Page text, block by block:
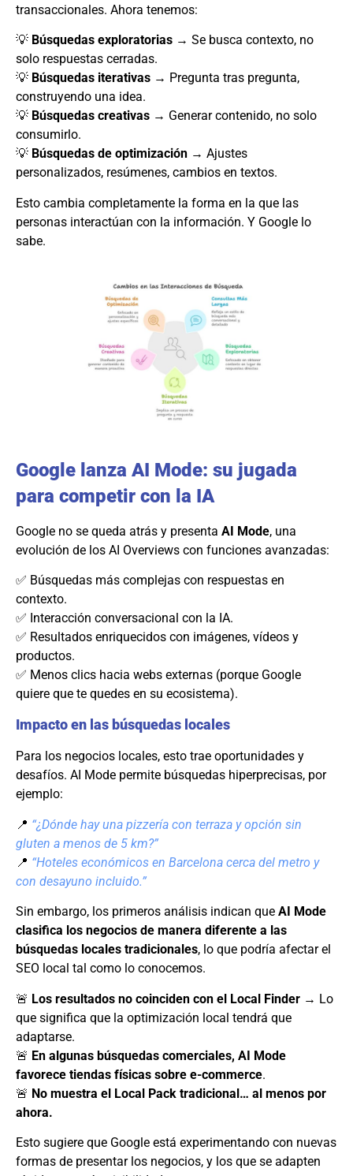
transaccionales. Ahora tenemos:
💡 Búsquedas exploratorias → Se busca contexto, no
solo respuestas cerradas.
💡 Búsquedas iterativas → Pregunta tras pregunta,
construyendo una idea.
💡 Búsquedas creativas → Generar contenido, no solo
consumirlo.
💡 Búsquedas de optimización → Ajustes
personalizados, resúmenes, cambios en textos.
Esto cambia completamente la forma en la que las
personas interactúan con la información. Y Google lo
sabe.
Google lanza AI Mode: su jugada
para competir con la IA
Google no se queda atrás y presenta AI Mode, una
evolución de los AI Overviews con funciones avanzadas:
✅ Búsquedas más complejas con respuestas en
contexto.
✅ Interacción conversacional con la IA.
✅ Resultados enriquecidos con imágenes, vídeos y
productos.
✅ Menos clics hacia webs externas (porque Google
quiere que te quedes en su ecosistema).
Impacto en las búsquedas locales
Para los negocios locales, esto trae oportunidades y
desafíos. AI Mode permite búsquedas hiperprecisas, por
ejemplo:
📍 “¿Dónde hay una pizzería con terraza y opción sin
gluten a menos de 5 km?”
📍 “Hoteles económicos en Barcelona cerca del metro y
con desayuno incluido.”
Sin embargo, los primeros análisis indican que AI Mode
clasifica los negocios de manera diferente a las
búsquedas locales tradicionales, lo que podría afectar el
SEO local tal como lo conocemos.
🚨 Los resultados no coinciden con el Local Finder → Lo
que significa que la optimización local tendrá que
adaptarse.
🚨 En algunas búsquedas comerciales, AI Mode
favorece tiendas físicas sobre e-commerce.
🚨 No muestra el Local Pack tradicional… al menos por
ahora.
Esto sugiere que Google está experimentando con nuevas
formas de presentar los negocios, y los que se adapten